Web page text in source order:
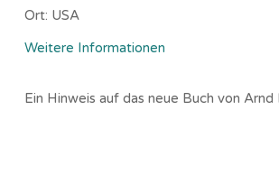
Ort: USA
Weitere Informationen
Ein Hinweis auf das neue Buch von Arnd